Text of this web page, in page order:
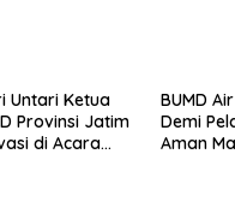
Untari Ketua
Provinsi Jatim
di Acara
BUMD
Demi
Aman